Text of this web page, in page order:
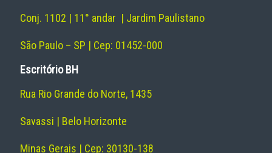
Conj. 1102 | 11° andar | Jardim Paulistano
São Paulo – SP | Cep: 01452-000
Escritório BH
Rua Rio Grande do Norte, 1435
Savassi | Belo Horizonte
Minas Gerais | Cep: 30130-138